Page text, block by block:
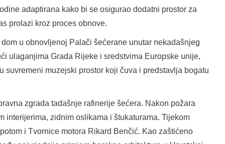
adaptirana kako bi se osigurao dodatni prostor za
prolazi kroz proces obnove.
u obnovljenoj Palači šećerane unutar nekadašnjeg
ulaganjima Grada Rijeke i sredstvima Europske unije,
suvremeni muzejski prostor koji čuva i predstavlja bogatu
zgrada tadašnje rafinerije šećera. Nakon požara
interijerima, zidnim oslikama i štukaturama. Tijekom
i Tvornice motora Rikard Benčić. Kao zaštićeno